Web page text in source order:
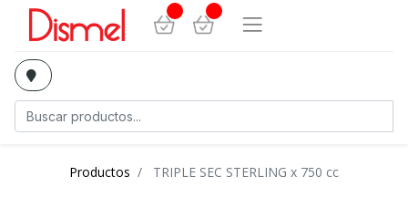
Productos TRIPLE SEC STERLING x 750 cc